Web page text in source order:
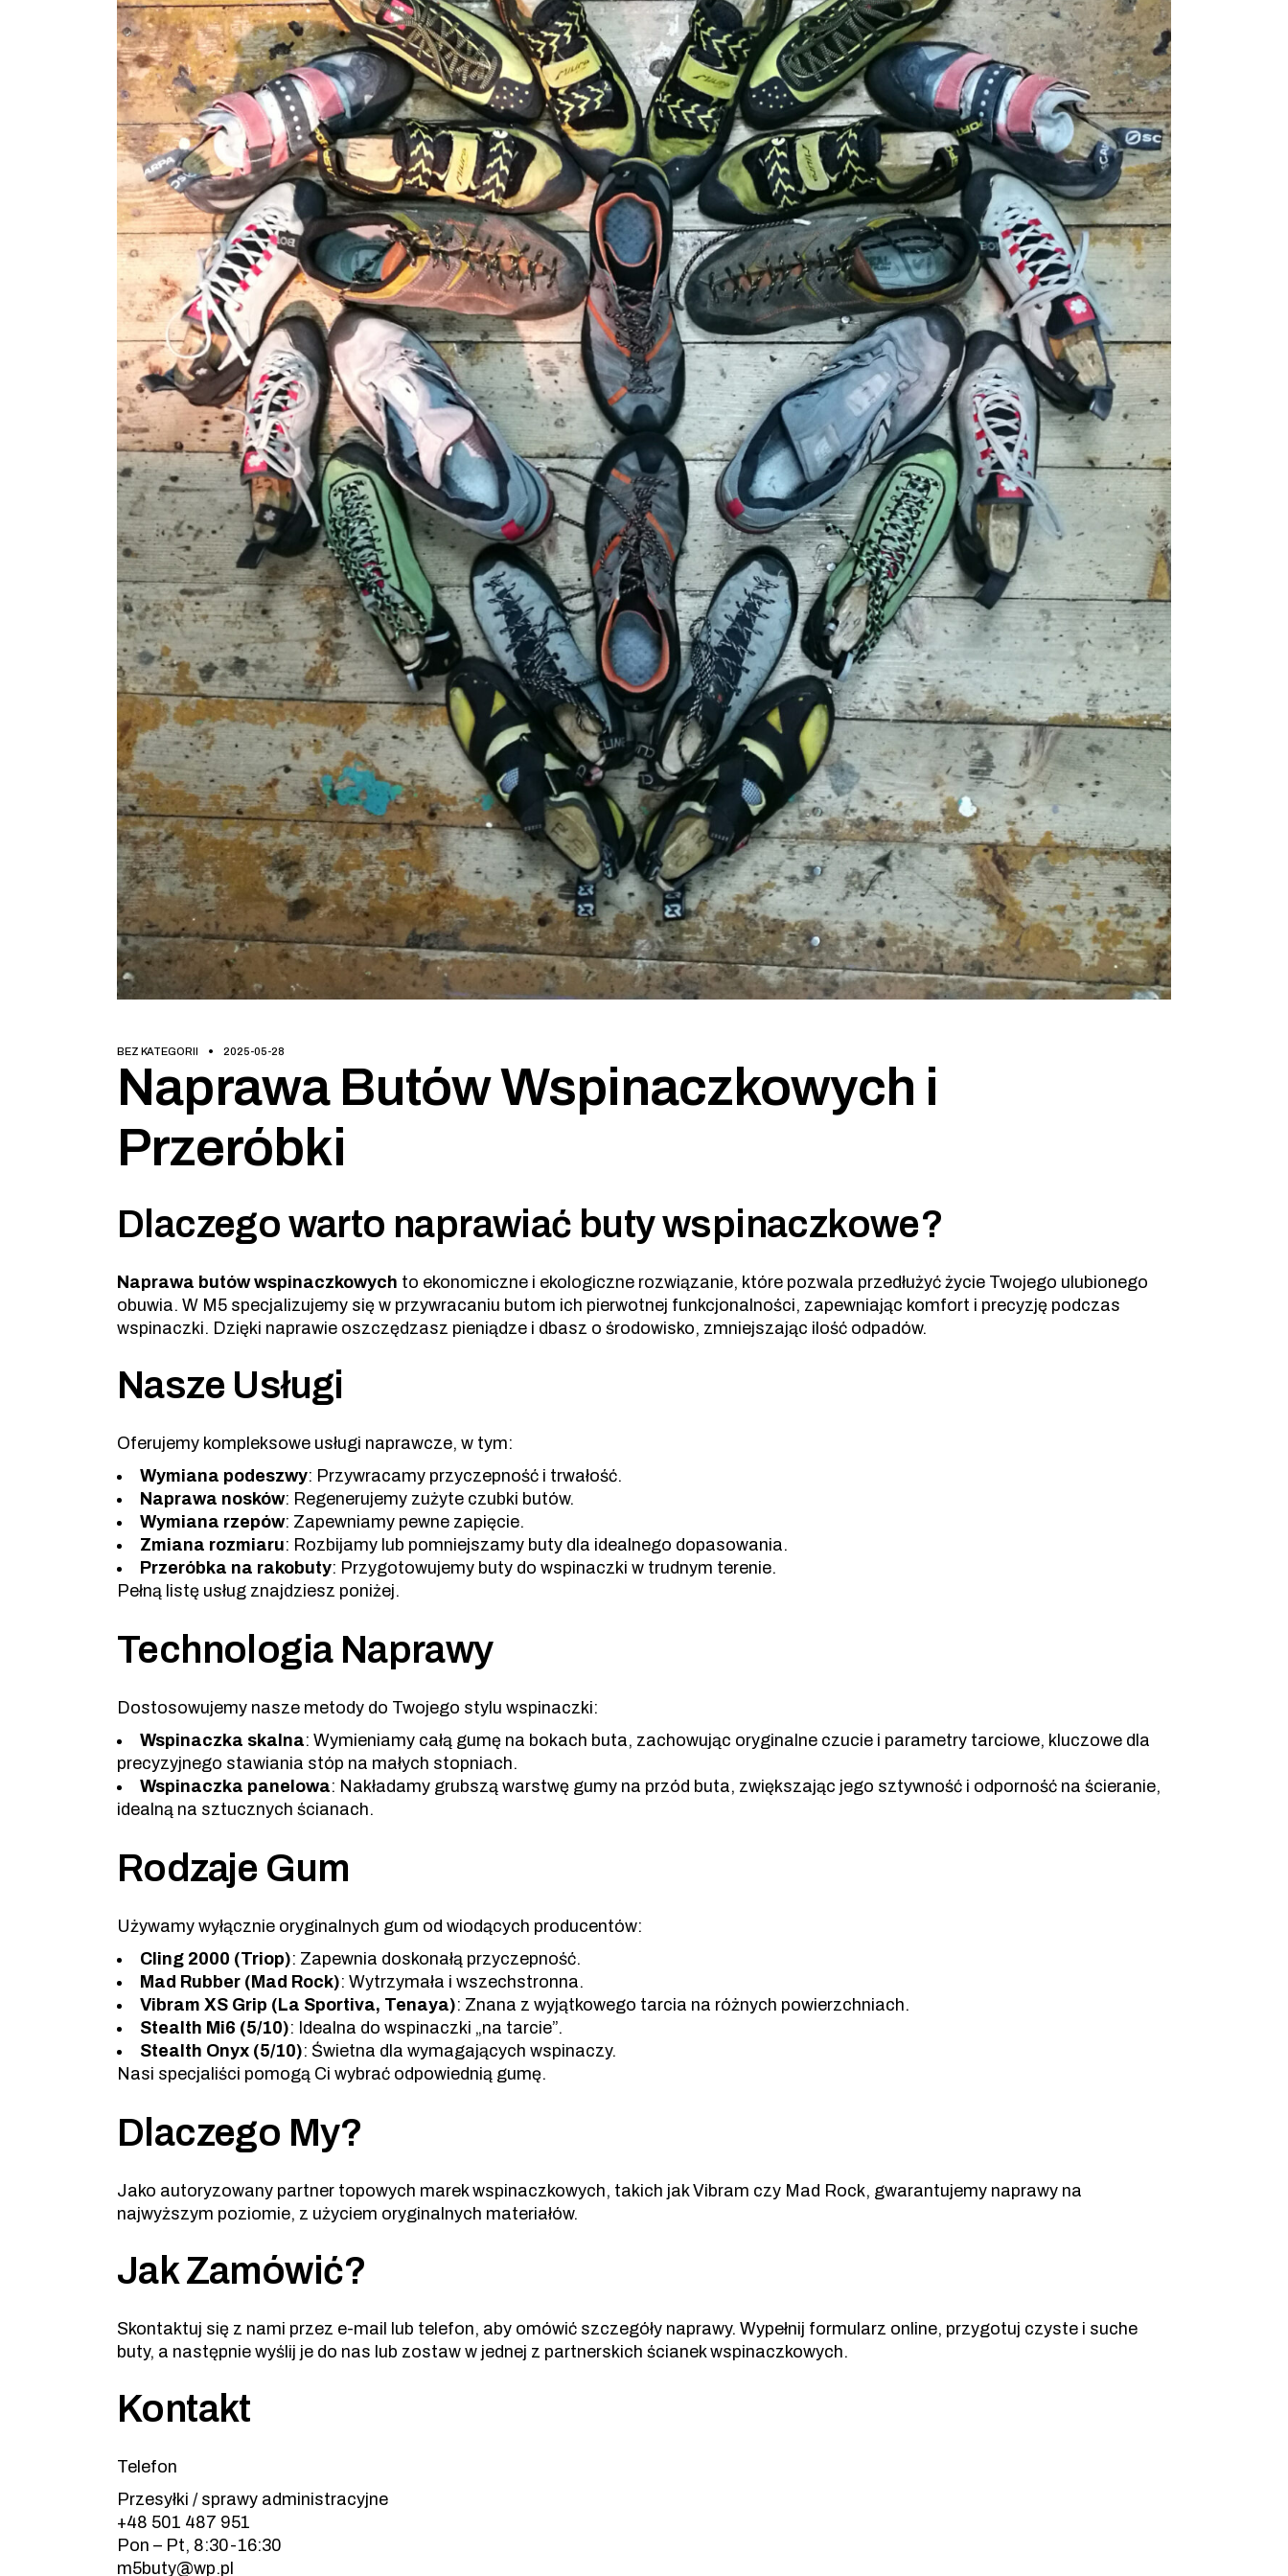
BEZ KATEGORII 2025-05-28
Naprawa Butów Wspinaczkowych i
Przeróbki
Dlaczego warto naprawiać buty wspinaczkowe?
Naprawa butów wspinaczkowych to ekonomiczne i ekologiczne rozwiązanie, które pozwala przedłużyć życie Twojego ulubionego
obuwia. W M5 specjalizujemy się w przywracaniu butom ich pierwotnej funkcjonalności, zapewniając komfort i precyzję podczas
wspinaczki. Dzięki naprawie oszczędzasz pieniądze i dbasz o środowisko, zmniejszając ilość odpadów.
Nasze Usługi
Oferujemy kompleksowe usługi naprawcze, w tym:
Wymiana podeszwy: Przywracamy przyczepność i trwałość.
Naprawa nosków: Regenerujemy zużyte czubki butów.
Wymiana rzepów: Zapewniamy pewne zapięcie.
Zmiana rozmiaru: Rozbijamy lub pomniejszamy buty dla idealnego dopasowania.
Przeróbka na rakobuty: Przygotowujemy buty do wspinaczki w trudnym terenie.
Pełną listę usług znajdziesz poniżej.
Technologia Naprawy
Dostosowujemy nasze metody do Twojego stylu wspinaczki:
Wspinaczka skalna: Wymieniamy całą gumę na bokach buta, zachowując oryginalne czucie i parametry tarciowe, kluczowe dla
precyzyjnego stawiania stóp na małych stopniach.
Wspinaczka panelowa: Nakładamy grubszą warstwę gumy na przód buta, zwiększając jego sztywność i odporność na ścieranie,
idealną na sztucznych ścianach.
Rodzaje Gum
Używamy wyłącznie oryginalnych gum od wiodących producentów:
Cling 2000 (Triop): Zapewnia doskonałą przyczepność.
Mad Rubber (Mad Rock): Wytrzymała i wszechstronna.
Vibram XS Grip (La Sportiva, Tenaya): Znana z wyjątkowego tarcia na różnych powierzchniach.
Stealth Mi6 (5/10): Idealna do wspinaczki „na tarcie”.
Stealth Onyx (5/10): Świetna dla wymagających wspinaczy.
Nasi specjaliści pomogą Ci wybrać odpowiednią gumę.
Dlaczego My?
Jako autoryzowany partner topowych marek wspinaczkowych, takich jak Vibram czy Mad Rock, gwarantujemy naprawy na
najwyższym poziomie, z użyciem oryginalnych materiałów.
Jak Zamówić?
Skontaktuj się z nami przez e-mail lub telefon, aby omówić szczegóły naprawy. Wypełnij formularz online, przygotuj czyste i suche
buty, a następnie wyślij je do nas lub zostaw w jednej z partnerskich ścianek wspinaczkowych.
Kontakt
Telefon
Przesyłki / sprawy administracyjne
+48 501 487 951
Pon – Pt, 8:30-16:30
m5buty@wp.pl